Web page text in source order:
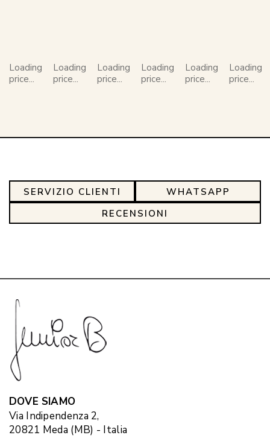
Loading
price...
Loading
price...
Loading
price...
Loading
price...
Loading
price...
Loading
price...
SERVIZIO CLIENTI
WHATSAPP
RECENSIONI
DOVE SIAMO
Via Indipendenza 2,
20821 Meda (MB) - Italia